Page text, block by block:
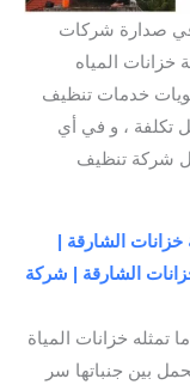
في صدارة شركات
المياه
خدمات تنظيف
تكلفة ، و في أي
شركة تنظيف
الشارقة |
الشارقة | شركة
ما تمثله خزانات المياة
بين جنباتها سر